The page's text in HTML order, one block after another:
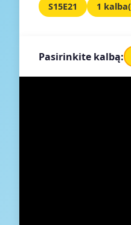
S15E21 1
Pasirinkite kalbą: